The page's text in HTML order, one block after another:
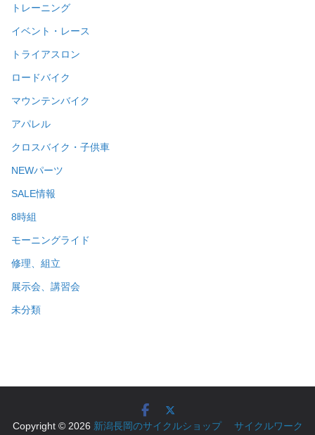
トレーニング
イベント・レース
トライアスロン
ロードバイク
マウンテンバイク
アパレル
クロスバイク・子供車
NEWパーツ
SALE情報
8時組
モーニングライド
修理、組立
展示会、講習会
未分類
Copyright © 2026 新潟長岡のサイクルショップ サイクルワーク